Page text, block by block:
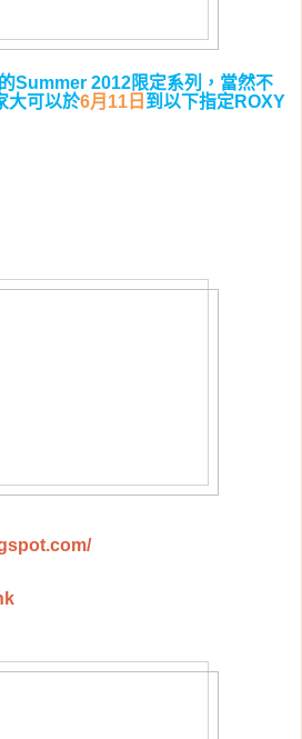
的Summer 2012限定系列，當然不
大可以於6月11日到以下指定ROXY